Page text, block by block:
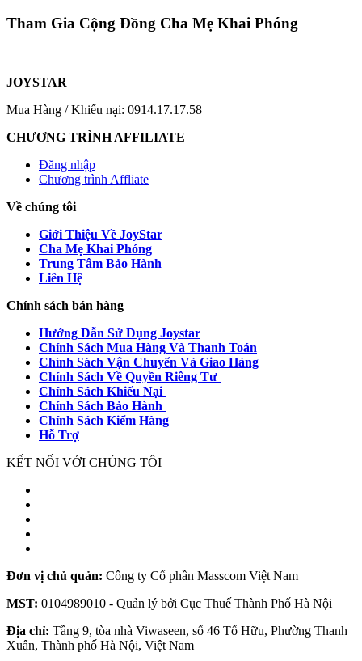
Tham Gia Cộng Đồng Cha Mẹ Khai Phóng
JOYSTAR
Mua Hàng / Khiếu nại: 0914.17.17.58
CHƯƠNG TRÌNH AFFILIATE
Đăng nhập
Chương trình Affliate
Về chúng tôi
Giới Thiệu Về JoyStar
Cha Mẹ Khai Phóng
Trung Tâm Bảo Hành
Liên Hệ
Chính sách bán hàng
Hướng Dẫn Sử Dụng Joystar
Chính Sách Mua Hàng Và Thanh Toán
Chính Sách Vận Chuyển Và Giao Hàng
Chính Sách Về Quyền Riêng Tư
Chính Sách Khiếu Nại
Chính Sách Bảo Hành
Chính Sách Kiểm Hàng
Hỗ Trợ
KẾT NỐI VỚI CHÚNG TÔI
Đơn vị chủ quản: Công ty Cổ phần Masscom Việt Nam
MST: 0104989010 - Quản lý bởi Cục Thuế Thành Phố Hà Nội
Địa chỉ: Tầng 9, tòa nhà Viwaseen, số 46 Tố Hữu, Phường Thanh
Xuân, Thành phố Hà Nội, Việt Nam